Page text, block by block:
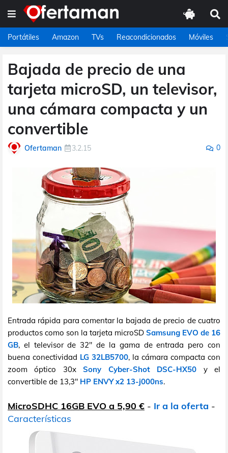
Portátiles Amazon TVs Reacondicionados Móviles
Bajada de precio de una
tarjeta microSD, un televisor,
una cámara compacta y un
convertible
Ofertaman 3.2.15 0
Entrada rápida para comentar la bajada de precio de cuatro
productos como son la tarjeta microSD Samsung EVO de 16
GB, el televisor de 32" de la gama de entrada pero con
buena conectividad LG 32LB5700, la cámara compacta con
zoom óptico 30xSony Cyber-Shot DSC-HX50 y el
convertible de 13,3" HP ENVY x2 13-j000ns.
MicroSDHC 16GB EVO a 5,90 € - Ir a la oferta -
Características